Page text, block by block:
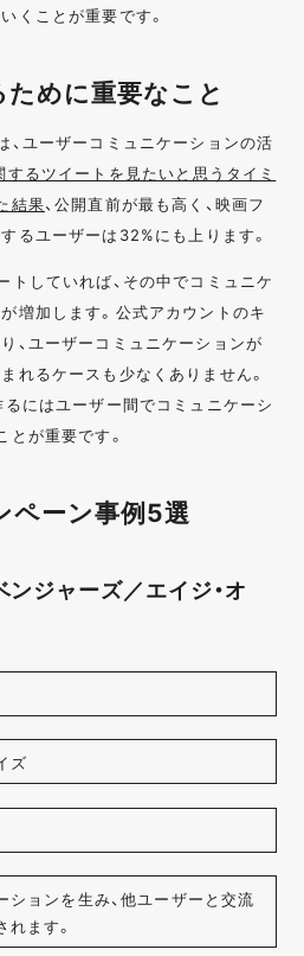
くことが重要です。
めに重要なこと
、ユーザーコミュニケーションの活
するツイートを見たいと思うタイミ
結果、公開直前が最も高く、映画フ
るユーザーは32%にも上ります。
していれば、その中でコミュニケ
増加します。公式アカウントのキ
、ユーザーコミュニケーションが
れるケースも少なくありません。
るにはユーザー間でコミュニケーシ
とが重要です。
ペーン事例5選
ジャーズ／エイジ・オ
ズ
ョンを生み、他ユーザーと交流
ます。